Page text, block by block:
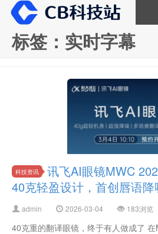
标签：实时字幕
科技资讯
讯飞AI眼镜MWC
40克轻盈设计，首创唇语
admin 2026-03-04 183浏览
40克重的翻译眼镜，终于有人做成了